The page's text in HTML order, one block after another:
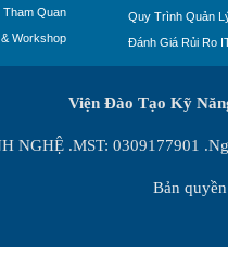
Tham Quan
Workshop
Quy Trình Quản
Đánh Giá Rủi Ro
Viện Đào Tạo Kỹ
NGHỆ .MST: 0309177901
Bản